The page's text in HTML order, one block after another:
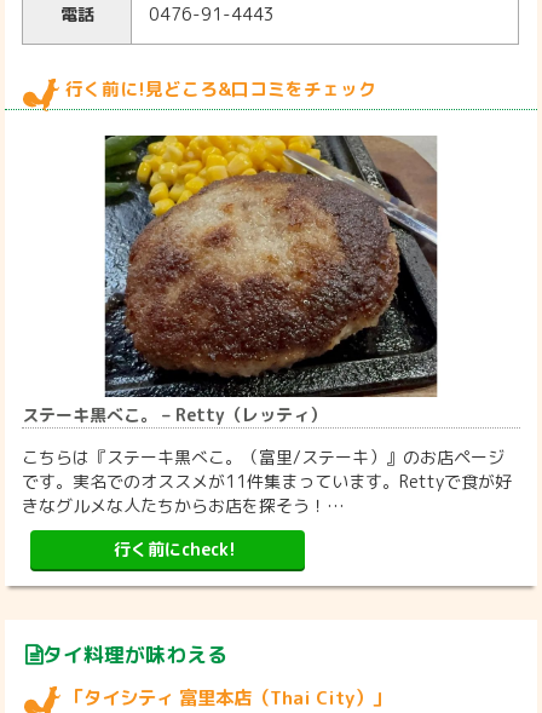
電話 0476-91-4443
行く前に!見どころ&口コミをチェック
ステーキ黒べこ。 – Retty（レッティ）
こちらは『ステーキ黒べこ。（富里/ステーキ）』のお店ページ
です。実名でのオススメが11件集まっています。Rettyで食が好
きなグルメな人たちからお店を探そう！…
行く前にcheck!
タイ料理が味わえる
「タイシティ 富里本店（Thai City）」